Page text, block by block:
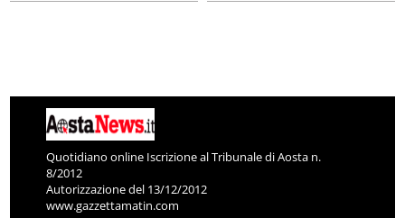
Quotidiano online Iscrizione al Tribunale di Aosta n.
8/2012
Autorizzazione del 13/12/2012
www.gazzettamatin.com